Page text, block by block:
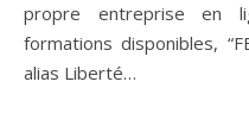
propre entreprise en
formations disponibles,
alias Liberté…